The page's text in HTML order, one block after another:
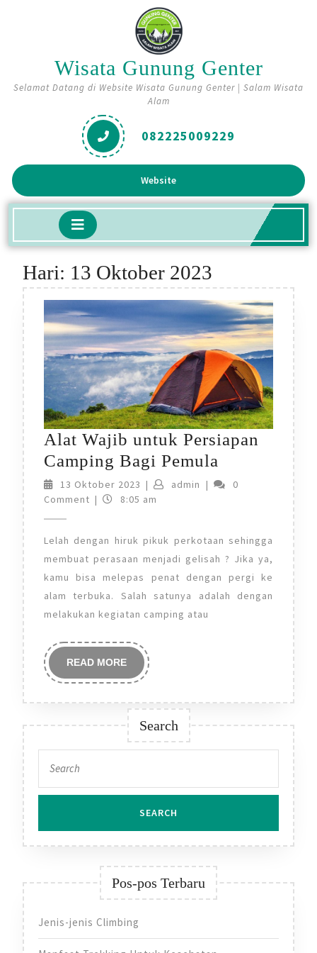
Wisata Gunung Genter
Selamat Datang di Website Wisata Gunung Genter | Salam Wisata
Alam
082225009229
WebsiteGet
A
Quote
Open
Button
Hari: 13 Oktober 2023
Alat Wajib untuk Persiapan
Camping Bagi Pemula
Wajib
Persiapan
Camping
Bagi
Pemula
13 Oktober 2023 13
Oktober
| admin admin
|
0
Comment | 8:05 am
Lelah dengan hiruk pikuk perkotaan sehingga
membuat perasaan menjadi gelisah ? Jika ya,
kamu bisa melepas penat dengan pergi ke
alam terbuka. Salah satunya adalah dengan
melakukan kegiatan camping atau
READ MOREREAD
MORE
Search
for:
Pos-pos Terbaru
Jenis-jenis Climbing